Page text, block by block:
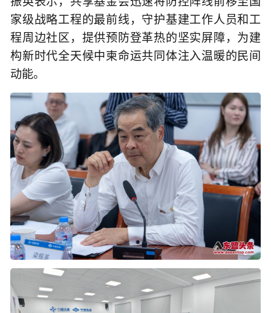
家级战略工程的最前线，守护基建工作人员和工
程周边社区，提供预防登革热的坚实屏障，为建
构新时代全天候中柬命运共同体注入温暖的民间
动能。